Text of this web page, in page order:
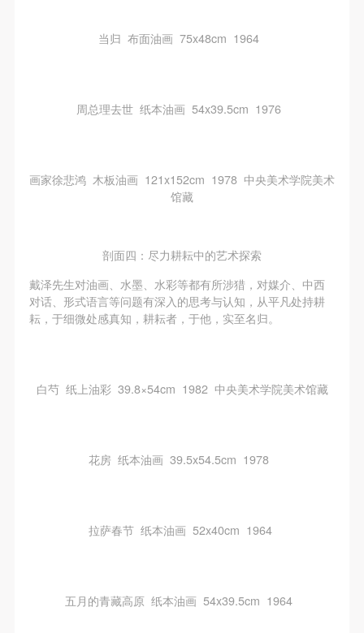
当归 布面油画 75x48cm 1964
周总理去世 纸本油画 54x39.5cm 1976
画家徐悲鸿 木板油画 121x152cm 1978 中央美术学院美术
馆藏
剖面四：尽力耕耘中的艺术探索
戴泽先生对油画、水墨、水彩等都有所涉猎，对媒介、中西
对话、形式语言等问题有深入的思考与认知，从平凡处持耕
耘，于细微处感真知，耕耘者，于他，实至名归。
白芍 纸上油彩 39.8×54cm 1982 中央美术学院美术馆藏
花房 纸本油画 39.5x54.5cm 1978
拉萨春节 纸本油画 52x40cm 1964
五月的青藏高原 纸本油画 54x39.5cm 1964